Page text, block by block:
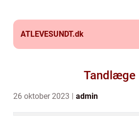
ATLEVESUNDT.dk
Tandlæge
26 oktober 2023 admin